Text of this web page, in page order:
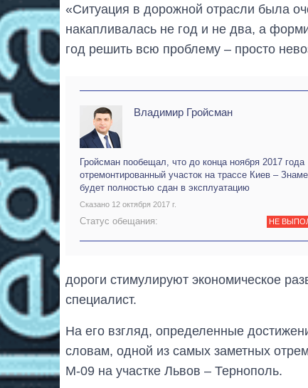
«Ситуация в дорожной отрасли была
накапливалась не год и не два, а
год решить всю проблему – просто
Владимир Гройсман
Гройсман пообещал, что до конца ноября 2017 года
отремонтированный участок на трассе Киев –
будет полностью сдан в эксплуатацию
Сказано 12 октября 2017 г.
Статус обещания: НЕ
дороги стимулируют экономическое
специалист.
На его взгляд, определенные
словам, одной из самых заметных
М-09 на участке Львов – Тернополь.